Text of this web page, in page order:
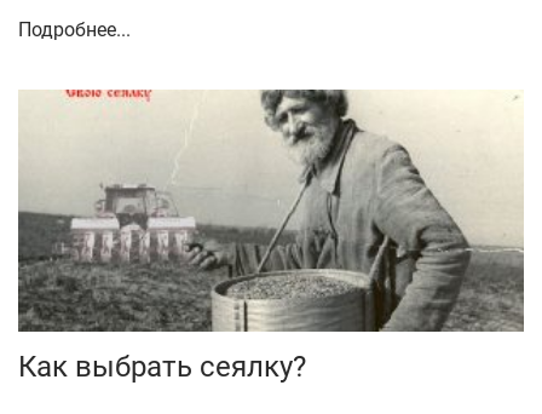
Подробнее...
Как выбрать сеялку?